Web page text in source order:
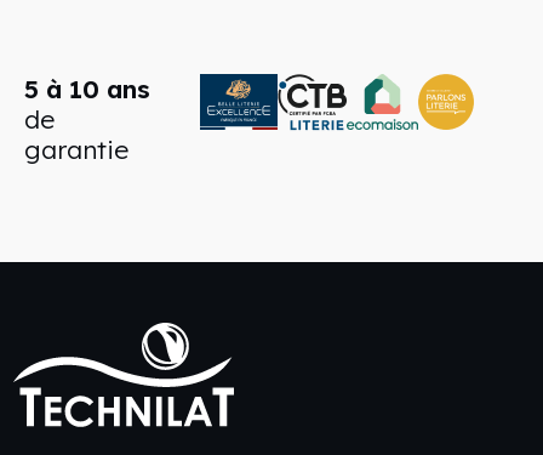
5 à 10 ans
de
garantie